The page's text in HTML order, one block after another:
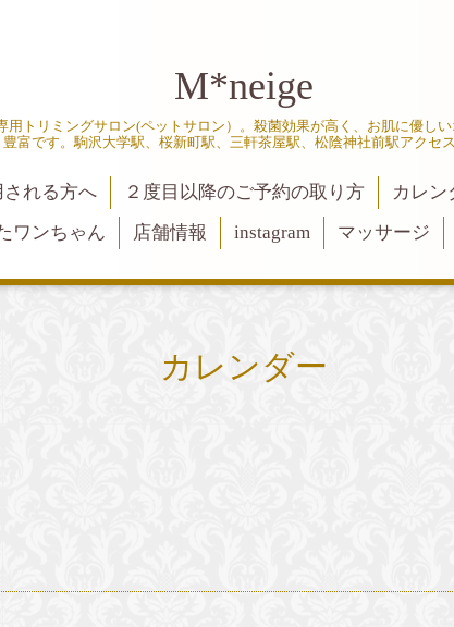
M*neige
トリミングサロン(ペットサロン）。殺菌効果が高く、お肌に優し
豊富です。駒沢大学駅、桜新町駅、三軒茶屋駅、松陰神社前駅アクセ
れる方へ ２度目以降のご予約の取り方 カレン
ワンちゃん
店舗情報 instagram マッサージ
カレンダー